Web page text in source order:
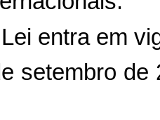
entra em
setembro de